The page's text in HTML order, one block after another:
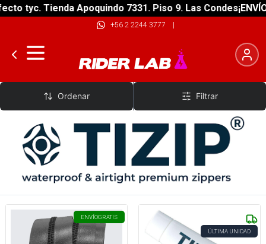
tyc. Tienda Apoquindo 7331. Piso 9. Las Condes
+56 2 2244 3777 |
Tizip
Ordenar Filtrar
ENVÍOGRATIS
ÚLTIMA UNIDAD